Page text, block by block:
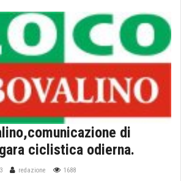
di
ciclistica odierna.
redazione 1688